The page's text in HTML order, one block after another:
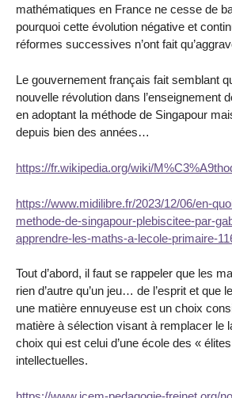
mathématiques en France ne cesse de
pourquoi cette évolution négative et
réformes successives n’ont fait
Le gouvernement français fait semblant
nouvelle révolution dans l’enseignement
en adoptant la méthode de Singapour
depuis bien des années…
https://fr.wikipedia.org/wiki/
https://www.midilibre.fr/2023/12/06/en-
methode-de-singapour-plebiscitee-par-
apprendre-les-maths-a-lecole-primaire-
Tout d’abord, il faut se rappeler que les
rien d’autre qu’un jeu… de l’esprit et que
une matière ennuyeuse est un choix
matière à sélection visant à remplacer le
choix qui est celui d’une école des «
intellectuelles.